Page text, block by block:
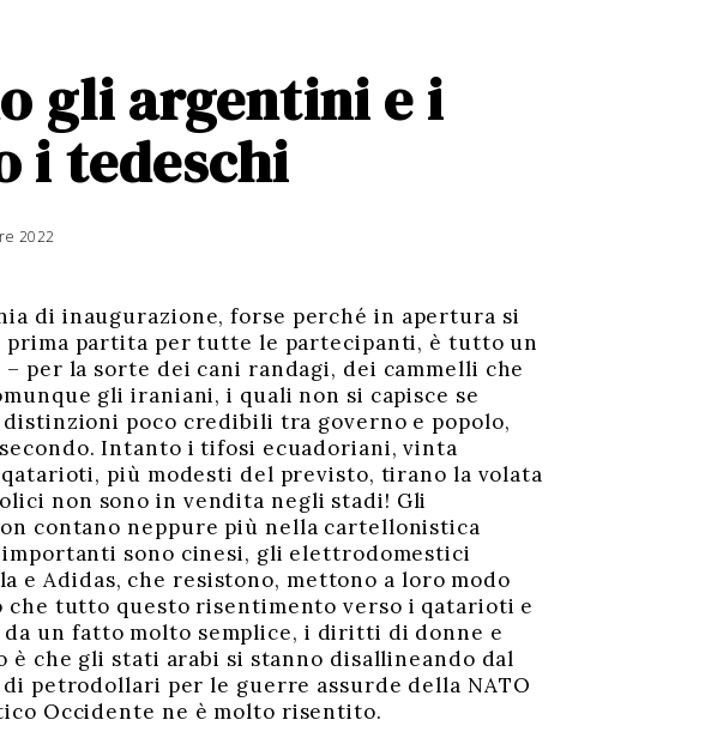
gli argentini e i
i tedeschi
2022
e
0
2
2
di inaugurazione, forse perché in apertura si
partita per tutte le partecipanti, è tutto un
per la sorte dei cani randagi, dei cammelli che
gli iraniani, i quali non si capisce se
poco credibili tra governo e popolo,
Intanto i tifosi ecuadoriani, vinta
più modesti del previsto, tirano la volata
non sono in vendita negli stadi! Gli
contano neppure più nella cartellonistica
sono cinesi, gli elettrodomestici
e Adidas, che resistono, mettono a loro modo
tutto questo risentimento verso i qatarioti e
un fatto molto semplice, i diritti di donne e
è che gli stati arabi si stanno disallineando dal
petrodollari per le guerre assurde della NATO
Occidente ne è molto risentito.